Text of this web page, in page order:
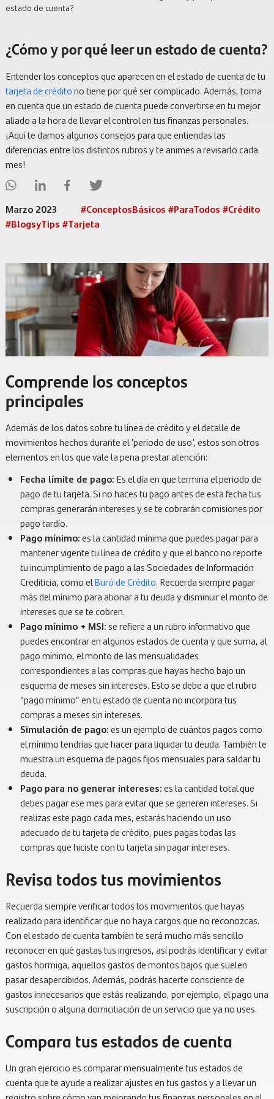
estado de cuenta?
¿Cómo y por qué leer un estado de cuenta?
Entender los conceptos que aparecen en el estado de cuenta de tu
tarjeta de créditono tiene por qué ser complicado. Además, toma
en cuenta que un estado de cuenta puede convertirse en tu mejor
aliado a la hora de llevar el control en tus finanzas personales.
¡Aquí te damos algunos consejos para que entiendas las
diferencias entre los distintos rubros y te animes a revisarlo cada
mes!
Marzo 2023
#ConceptosBásicos #ParaTodos #Crédito
#BlogsyTips #Tarjeta
Comprende los conceptos
principales
Además de los datos sobre tu línea de crédito y el detalle de
movimientos hechos durante el 'periodo de uso', estos son otros
elementos en los que vale la pena prestar atención:
Fecha límite de pago: Es el día en que termina el periodo de
pago de tu tarjeta. Si no haces tu pago antes de esta fecha tus
compras generarán intereses y se te cobrarán comisiones por
pago tardío.
Pago mínimo:es la cantidad mínima que puedes pagar para
mantener vigente tu línea de crédito y que el banco no reporte
tu incumplimiento de pago a las Sociedades de Información
Crediticia, como elBuró de Crédito. Recuerda siempre pagar
más del mínimo para abonar a tu deuda y disminuir el monto de
intereses que se te cobren.
Pago mínimo + MSI:se refiere a un rubro informativo que
puedes encontrar en algunos estados de cuenta y que suma, al
pago mínimo, el monto de las mensualidades
correspondientes a las compras que hayas hecho bajo un
esquema de meses sin intereses. Esto se debe a que el rubro
“pago mínimo” en tu estado de cuenta no incorpora tus
compras a meses sin intereses.
Simulación de pago:es un ejemplo de cuántos pagos como
el mínimo tendrías que hacer para liquidar tu deuda. También te
muestra un esquema de pagos fijos mensuales para saldar tu
deuda.
Pago para no generar intereses:es la cantidad total que
debes pagar ese mes para evitar que se generen intereses. Si
realizas este pago cada mes, estarás haciendo un uso
adecuado de tu tarjeta de crédito, pues pagas todas las
compras que hiciste con tu tarjeta sin pagar intereses.
Revisa todos tus movimientos
Recuerda siempre verificar todos los movimientos que hayas
realizado para identificar que no haya cargos que no reconozcas.
Con el estado de cuenta también te será mucho más sencillo
reconocer en qué gastas tus ingresos, así podrás identificar y evitar
gastos hormiga, aquellos gastos de montos bajos que suelen
pasar desapercibidos. Además, podrás hacerte consciente de
gastos innecesarios que estás realizando, por ejemplo, el pago una
suscripción o alguna domiciliación de un servicio que ya no uses.
Compara tus estados de cuenta
Un gran ejercicio es comparar mensualmente tus estados de
cuenta que te ayude a realizar ajustes en tus gastos y a llevar un